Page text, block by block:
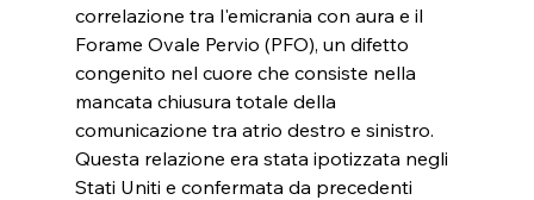
correlazione tra l'emicrania con aura e il
Forame Ovale Pervio (PFO), un difetto
congenito nel cuore che consiste nella
mancata chiusura totale della
comunicazione tra atrio destro e sinistro.
Questa relazione era stata ipotizzata negli
Stati Uniti e confermata da precedenti